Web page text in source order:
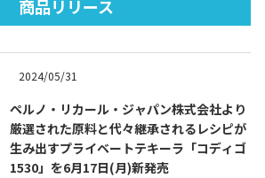
TEQUILA JOURNAL
テキーラマーケット
商品リリース
2024/05/31
ペルノ・リカール・ジャパン株式会社より
厳選された原料と代々継承されるレシピが
生み出すプライベートテキーラ「コディゴ
1530」を6月17日(月)新発売